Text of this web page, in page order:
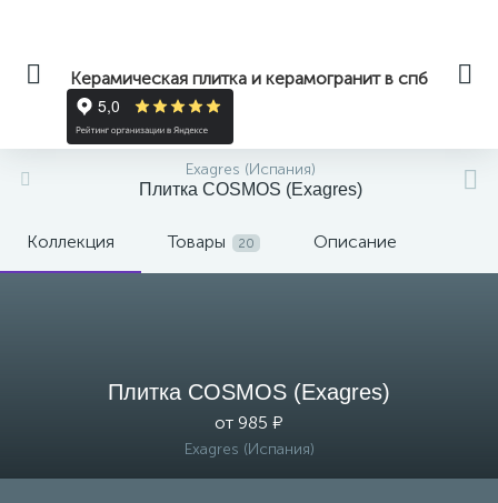
Керамическая плитка и керамогранит в спб
Exagres (Испания)
Плитка COSMOS (Exagres)
Коллекция Товары 20 Описание
Плитка COSMOS (Exagres)
от 985 ₽
Exagres (Испания)